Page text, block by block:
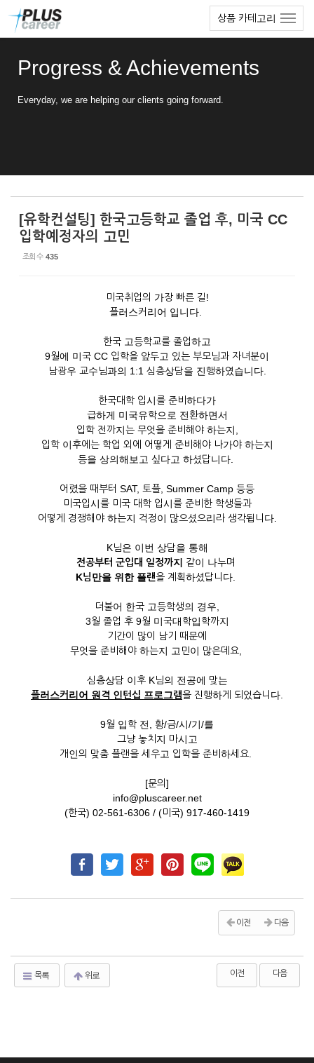
상품 카테고리
Progress & Achievements
Everyday, we are helping our clients going forward.
[유학컨설팅] 한국고등학교 졸업 후, 미국 CC
입학예정자의 고민
조회 수 435
미국취업의 가장 빠른 길!
플러스커리어 입니다.
한국 고등학교를 졸업하고
9월에 미국 CC 입학을 앞두고 있는 부모님과 자녀분이
남광우 교수님과의 1:1 심층상담을 진행하였습니다.
한국대학 입시를 준비하다가
급하게 미국유학으로 전환하면서
입학 전까지는 무엇을 준비해야 하는지,
입학 이후에는 학업 외에 어떻게 준비해야 나가야 하는지
등을 상의해보고 싶다고 하셨답니다.
어렸을 때부터 SAT, 토플, Summer Camp 등등
미국입시를 미국 대학 입시를 준비한 학생들과
어떻게 경쟁해야 하는지 걱정이 많으셨으리라 생각됩니다.
K님은 이번 상담을 통해
전공부터 군입대 일정까지 같이 나누며
K님만을 위한 플랜을 계획하셨답니다.
더불어 한국 고등학생의 경우,
3월 졸업 후 9월 미국대학입학까지
기간이 많이 남기 때문에
무엇을 준비해야 하는지 고민이 많은데요,
심층상담 이후 K님의 전공에 맞는
플러스커리어 원격 인턴십 프로그램을 진행하게 되었습니다.
9월 입학 전, 황/금/시/기/를
그냥 놓치지 마시고
개인의 맞춤 플랜을 세우고 입학을 준비하세요.
[문의]
info@pluscareer.net
(한국) 02-561-6306 / (미국) 917-460-1419
이전 다음
목록 위로 이전 다음